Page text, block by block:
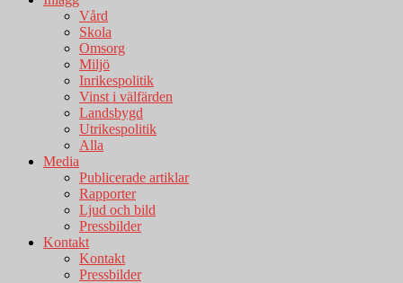
Vård
Skola
Omsorg
Miljö
Inrikespolitik
Vinst i välfärden
Landsbygd
Utrikespolitik
Alla
Media
Publicerade artiklar
Rapporter
Ljud och bild
Pressbilder
Kontakt
Kontakt
Pressbilder